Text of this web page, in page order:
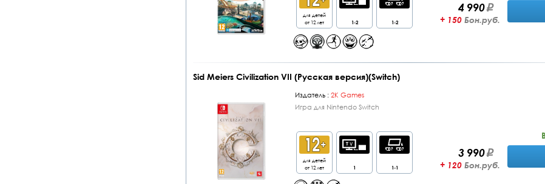
для детей
от 12 лет
1-2 1-2
4 990
+ 150 Бон.руб.
Sid Meiers Civilization VII (Русская версия)(Switch)
Издатель :2K Games
Игра для Nintendo Switch
для детей
от 12 лет
1 1-1
3 990
+ 120 Бон.руб.